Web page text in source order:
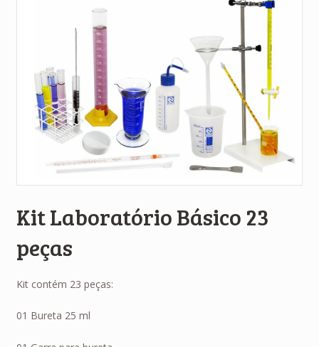
Kit Laboratório Básico 23
peças
Kit contém 23 peças:
01 Bureta 25 ml